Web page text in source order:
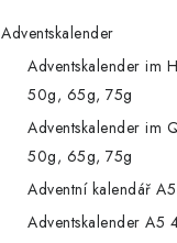
Adventskalender
Adventskalender im
50g, 65g, 75g
Adventskalender im
50g, 65g, 75g
Adventní kalendář
Adventskalender A5